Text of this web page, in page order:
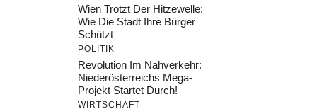
Wien Trotzt Der Hitzewelle:
Wie Die Stadt Ihre Bürger
Schützt
POLITIK
Revolution Im Nahverkehr:
Niederösterreichs Mega-
Projekt Startet Durch!
WIRTSCHAFT